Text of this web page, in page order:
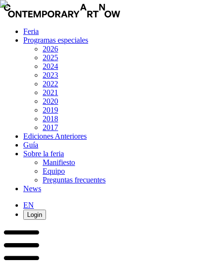
Feria
Programas especiales
2026
2025
2024
2023
2022
2021
2020
2019
2018
2017
Ediciones Anteriores
Guía
Sobre la feria
Manifiesto
Equipo
Preguntas frecuentes
News
EN
Login